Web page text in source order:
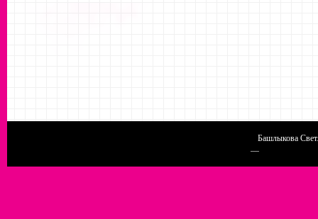
Башлыкова
—